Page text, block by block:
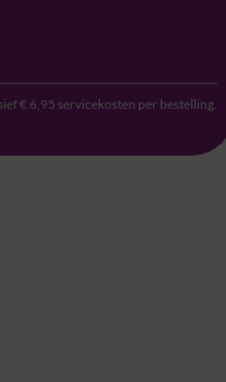
€ 6,95 servicekosten per bestelling.